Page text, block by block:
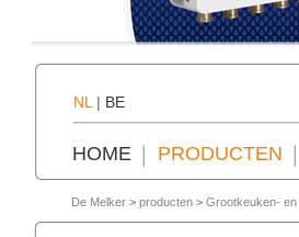
NL | BE
HOME PRODUCTEN
De Melker > producten > Grootkeuken-